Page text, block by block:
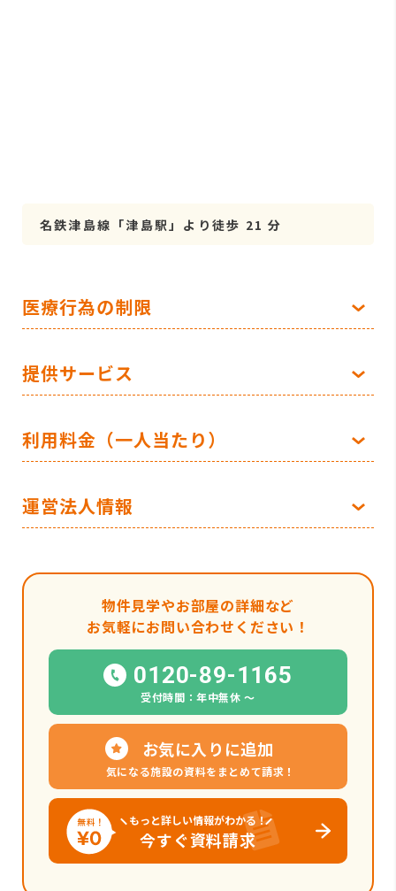
名鉄津島線「津島駅」より徒歩 21 分
医療行為の制限
提供サービス
利用料金（一人当たり）
運営法人情報
物件見学やお部屋の詳細など
お気軽にお問い合わせください！
0120-89-1165
受付時間：年中無休 〜
お気に入りに追加
気になる施設の資料をまとめて請求！
もっと詳しい情報がわかる！
今すぐ資料請求